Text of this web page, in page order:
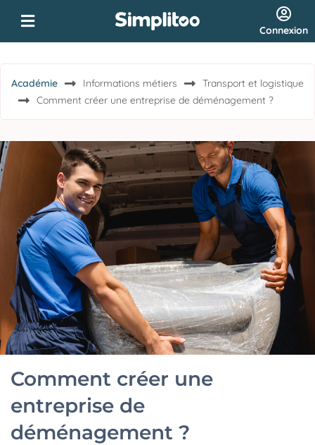
Connexion
Académie Informations métiers
Transport et logistique
Comment créer une entreprise de déménagement ?
Comment créer une
entreprise de
déménagement ?